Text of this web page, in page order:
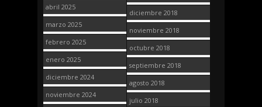
abril 2025
marzo 2025
febrero 2025
enero 2025
diciembre 2024
noviembre 2024
diciembre 2018
noviembre 2018
octubre 2018
septiembre 2018
agosto 2018
julio 2018